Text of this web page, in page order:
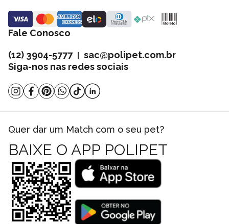
Fale Conosco
(12) 3904-5777| sac@polipet.com.br
Siga-nos nas redes sociais
Quer dar um Match com o seu pet?
BAIXE O APP POLIPET